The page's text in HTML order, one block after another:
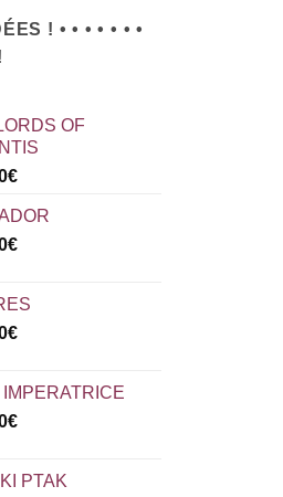
! • • • • • • •
OF
€
€
€
IMPERATRICE
€
PTAK